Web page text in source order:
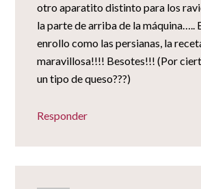
otro aparatito distinto para los
la parte de arriba de la máquina…..
enrollo como las persianas, la
maravillosa!!!! Besotes!!! (Por
un tipo de queso???)
Responder